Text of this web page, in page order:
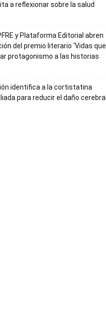
a reflexionar sobre la salud
y Plataforma Editorial abren
del premio literario ‘Vidas que
protagonismo a las historias
identifica a la cortistatina
para reducir el daño cerebral